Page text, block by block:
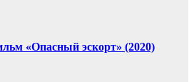
«Опасный эскорт» (2020)